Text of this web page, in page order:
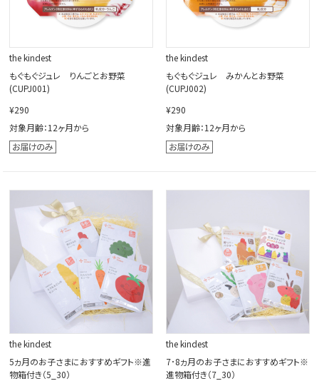
the kindest
もぐもぐジュレ りんごとお野菜
(CUPJ001)
¥290
対象月齢：12ヶ月から
the kindest
もぐもぐジュレ みかんとお野菜
(CUPJ002)
¥290
対象月齢：12ヶ月から
the kindest
5ヵ月のお子さまにおすすめギフト※進
物箱付き（5_30）
the kindest
7･8ヵ月のお子さまにおすすめギフト※
進物箱付き（7_30）